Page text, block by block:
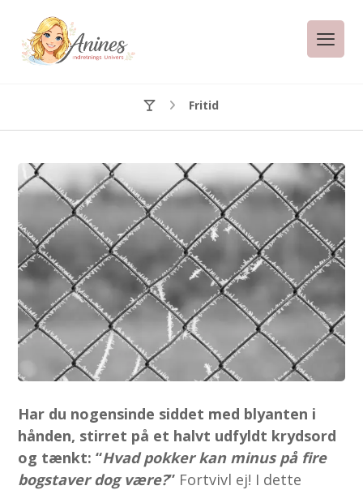
Fritid
Har du nogensinde siddet med blyanten i
hånden, stirret på et halvt udfyldt krydsord
og tænkt: “Hvad pokker kan minus på fire
bogstaver dog være?” Fortvivl ej! I dette